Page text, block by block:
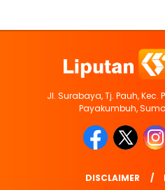
Jl. Surabaya, Tj. Pauh,
Payakumbuh,
DISCLAIMER